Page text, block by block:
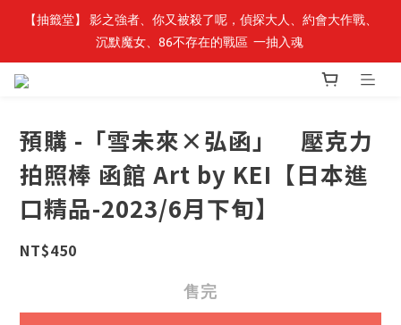
最新開賣🔥「全知讀者視角」 周邊商品
【抽籤堂】 影之強者、你又被殺了呢，偵探大人、約會大作戰、
沉默魔女、86不存在的戰區  一抽入魂
預購 -「雪未來×弘函」 壓克力
拍照棒 函館 Art by KEI【日本進
口精品-2023/6月下旬】
NT$450
售完